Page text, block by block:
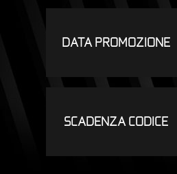
DATA PROMOZIONE
SCADENZA CODICE